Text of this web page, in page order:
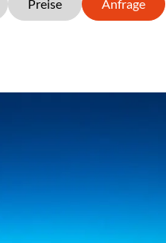
Preise Anfrage